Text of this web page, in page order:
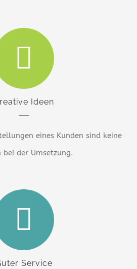
Ideen
eines Kunden sind keine
bei der Umsetzung.
Service